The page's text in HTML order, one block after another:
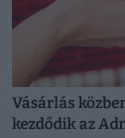
Vásárlás
kezdődik az